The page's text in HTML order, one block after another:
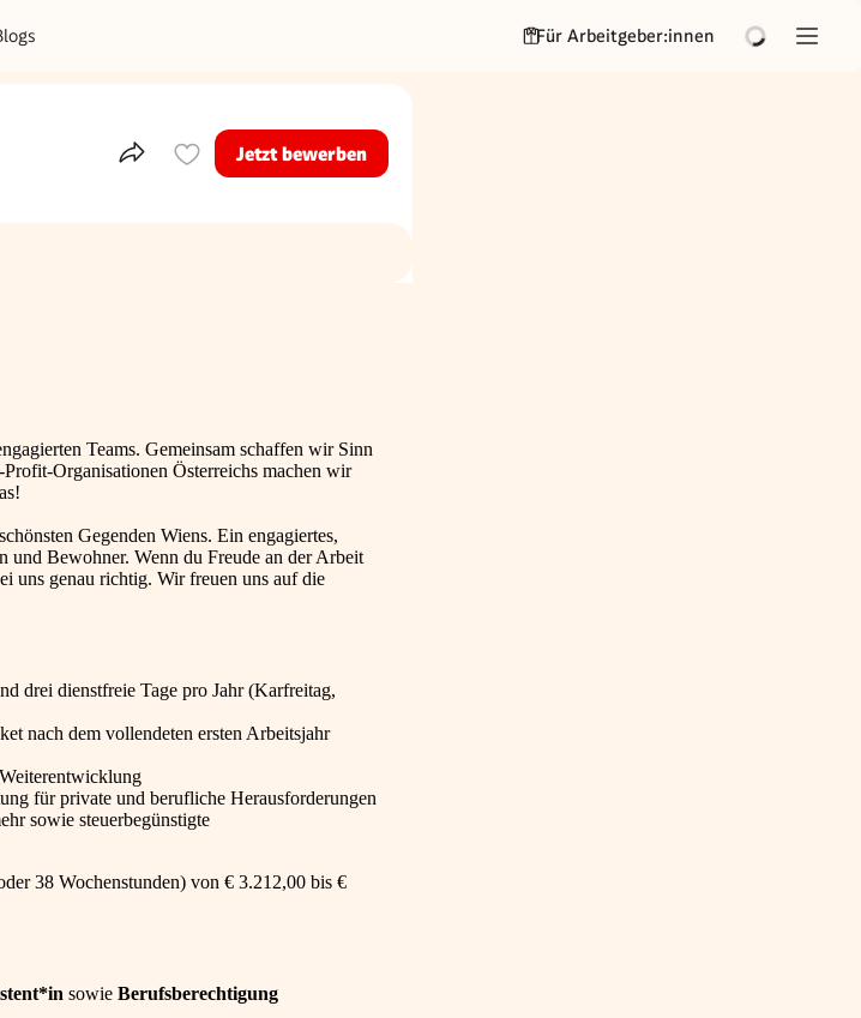
Für Arbeitgeber:innen
Teile dieses InseratJetzt bewerben
Teams. Gemeinsam schaffen wir Sinn
Organisationen Österreichs machen wir
Gegenden Wiens. Ein engagiertes,
und Bewohner. Wenn du Freude an der Arbeit
uns genau richtig. Wir freuen uns auf die
drei dienstfreie Tage pro Jahr (Karfreitag,
nach dem vollendeten ersten Arbeitsjahr
für private und berufliche Herausforderungen
sowie steuerbegünstigte
38 Wochenstunden) von € 3.212,00 bis €
sowie Berufsberechtigung